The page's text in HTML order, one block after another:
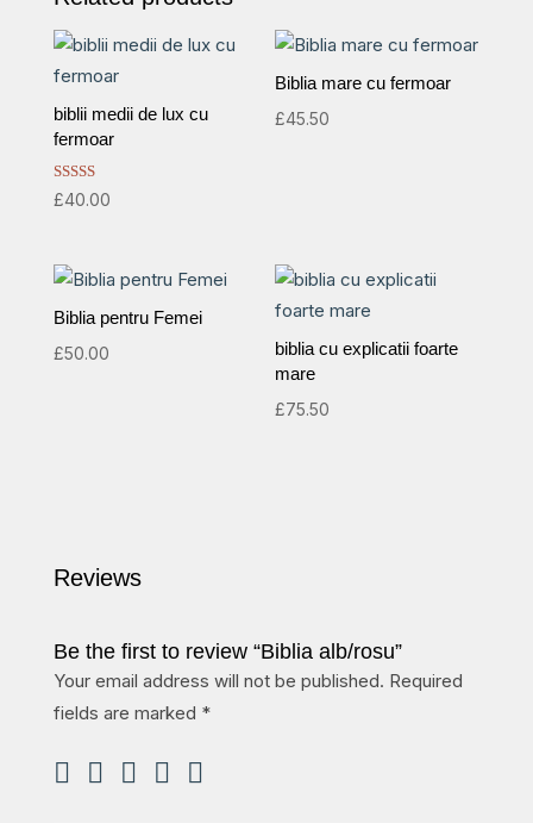
biblii medii de lux cu
fermoar
Rated
5.00
£40.00
Biblia mare cu fermoar
£45.50
Biblia pentru Femei
£50.00
biblia cu explicatii foarte
mare
£75.50
Reviews
Be the first to review “Biblia alb/rosu”
Your email address will not be published. Required
fields are marked *